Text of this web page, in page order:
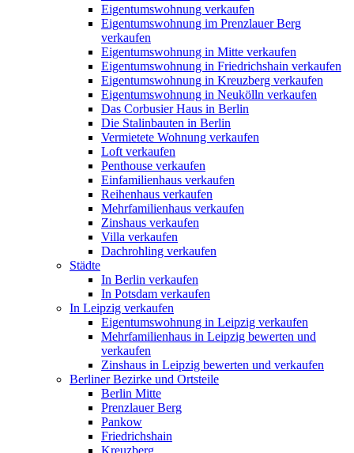
Eigentumswohnung verkaufen
Eigentumswohnung im Prenzlauer Berg
verkaufen
Eigentumswohnung in Mitte verkaufen
Eigentumswohnung in Friedrichshain verkaufen
Eigentumswohnung in Kreuzberg verkaufen
Eigentumswohnung in Neukölln verkaufen
Das Corbusier Haus in Berlin
Die Stalinbauten in Berlin
Vermietete Wohnung verkaufen
Loft verkaufen
Penthouse verkaufen
Einfamilienhaus verkaufen
Reihenhaus verkaufen
Mehrfamilienhaus verkaufen
Zinshaus verkaufen
Villa verkaufen
Dachrohling verkaufen
Städte
In Berlin verkaufen
In Potsdam verkaufen
In Leipzig verkaufen
Eigentumswohnung in Leipzig verkaufen
Mehrfamilienhaus in Leipzig bewerten und
verkaufen
Zinshaus in Leipzig bewerten und verkaufen
Berliner Bezirke und Ortsteile
Berlin Mitte
Prenzlauer Berg
Pankow
Friedrichshain
Kreuzberg